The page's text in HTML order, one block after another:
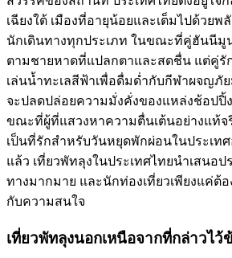
เฉียงใต้ เมืองที่อายุน้อยและเต็มไปด้วยพ
นักเดินทางทุกประเภท ในขณะที่คู่ฮันนีมู
ตามชายหาดที่แปลกตาและสดชื่น แต่คู่
เล่นน้ำทะเลสีฟ้าเพื่อดื่มด่ำกับกีฬาผจญภั
จะปลดปล่อยความมั่งคั่งของแหล่งช้อปปิ้
ขณะที่ผู้ที่แสวงหาความตื่นเต้นอย่างแท้จ
เป็นที่รักสำหรับวันหยุดพักผ่อนในประเท
แล้ว เที่ยวพัทลุงในประเทศไทยนำเสนอ
ทางมากมาย และนักท่องเที่ยวเพียงแค่ต้อ
กับความสนใจ
เที่ยวพัทลุงนอกเหนือจากที่กล่าวไว้